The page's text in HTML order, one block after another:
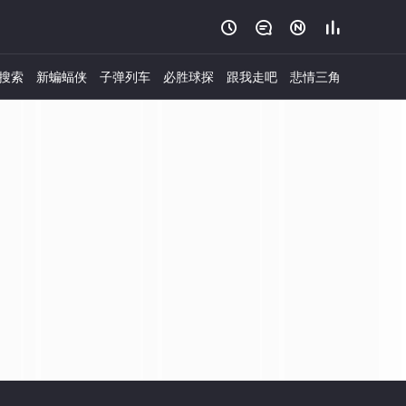
   
索 新蝙蝠侠 子弹列车 必胜球探 跟我走吧 悲情三角